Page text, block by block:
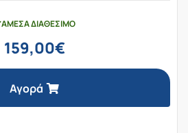
ΆΜΕΣΑ ΔΙΑΘΈΣΙΜΟ
159,00€
Αγορά